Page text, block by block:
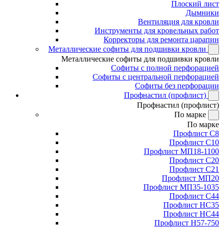
Плоский лист
Дымники
Вентиляция для кровли
Инструменты для кровельных работ
Корректоры для ремонта царапин
Металлические софиты для подшивки кровли
Металлические софиты для подшивки кровли
Софиты с полной перфорацией
Софиты с центральной перфорацией
Софиты без перфорации
Профнастил (профлист)
Профнастил (профлист)
По марке
По марке
Профлист С8
Профлист С10
Профлист МП18-1100
Профлист С20
Профлист С21
Профлист МП20
Профлист МП35-1035
Профлист С44
Профлист НС35
Профлист НС44
Профлист Н57-750